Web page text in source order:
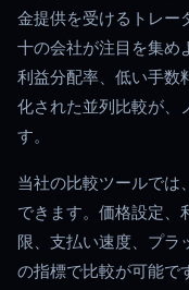
金提供を受けるトレー
十の会社が注目を集め
利益分配率、低い手数
化された並列比較が、
す。
当社の比較ツールでは
できます。価格設定、
限、支払い速度、プラ
の指標で比較が可能で